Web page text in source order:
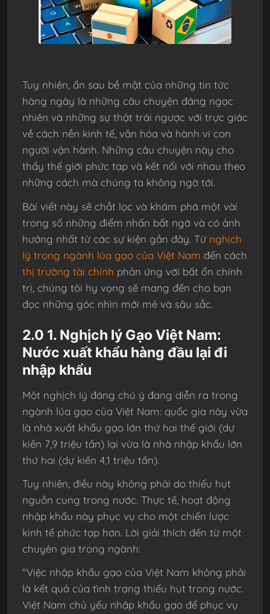
Tuy nhiên, ẩn sau bề mặt của những tin tức
hàng ngày là những câu chuyện đáng ngạc
nhiên và những sự thật trái ngược với trực giác
về cách nền kinh tế, văn hóa và hành vi con
người vận hành. Những câu chuyện này cho
thấy thế giới phức tạp và kết nối với nhau theo
những cách mà chúng ta không ngờ tới.
Bài viết này sẽ chắt lọc và khám phá một vài
trong số những điểm nhấn bất ngờ và có ảnh
hưởng nhất từ các sự kiện gần đây. Từ nghịch
lý trong ngành lúa gạo của Việt Nam đến cách
thị trường tài chính phản ứng với bất ổn chính
trị, chúng tôi hy vọng sẽ mang đến cho bạn
đọc những góc nhìn mới mẻ và sâu sắc.
2.0 1. Nghịch lý Gạo Việt Nam:
Nước xuất khẩu hàng đầu lại đi
nhập khẩu
Một nghịch lý đáng chú ý đang diễn ra trong
ngành lúa gạo của Việt Nam: quốc gia này vừa
là nhà xuất khẩu gạo lớn thứ hai thế giới (dự
kiến 7,9 triệu tấn) lại vừa là nhà nhập khẩu lớn
thứ hai (dự kiến 4,1 triệu tấn).
Tuy nhiên, điều này không phải do thiếu hụt
nguồn cung trong nước. Thực tế, hoạt động
nhập khẩu này phục vụ cho một chiến lược
kinh tế phức tạp hơn. Lời giải thích đến từ một
chuyên gia trong ngành:
"Việc nhập khẩu gạo của Việt Nam không phải
là kết quả của tình trạng thiếu hụt trong nước.
Việt Nam chủ yếu nhập khẩu gạo để phục vụ